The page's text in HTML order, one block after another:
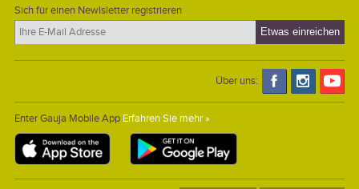
Sich für einen Newlsletter registrieren
Über uns:
Enter Gauja Mobile App Erfahren Sie mehr »